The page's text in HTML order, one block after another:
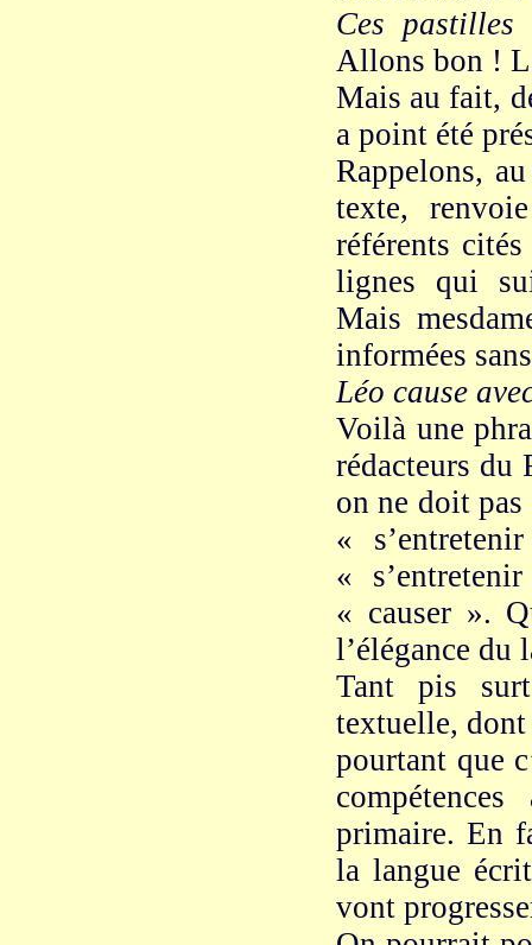
Ces pastilles
Allons bon !
Mais au fait,
a point été
Rappelons,
texte,
référents
lignes qui
Mais
informées
Léo cause
Voilà une
rédacteurs du
on ne doit
«
«
« causer ».
l’élégance du
Tant pis
textuelle,
pourtant que
primaire. En
la langue
vont